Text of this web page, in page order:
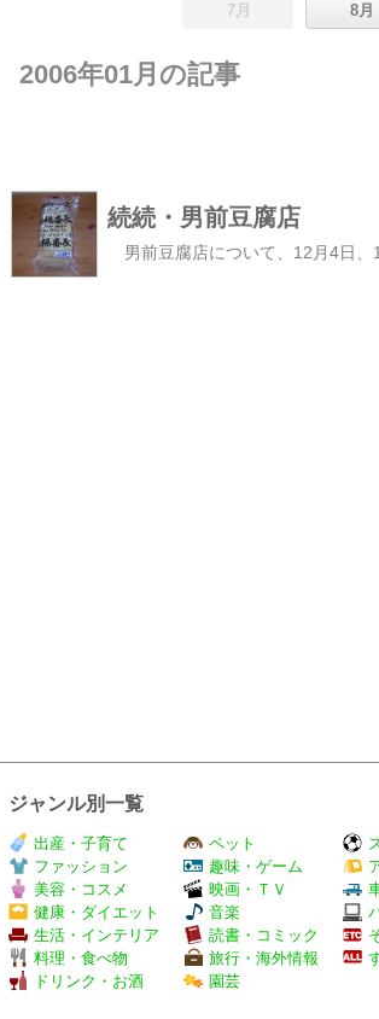
7月 8月
2006年01月の記事
続続・男前豆腐店
ジャンル別一覧
出産・子育て
ファッション
美容・コスメ
健康・ダイエット
生活・インテリア
料理・食べ物
ドリンク・お酒
ペット
趣味・ゲーム
映画・ＴＶ
音楽
読書・コミック
旅行・海外情報
園芸